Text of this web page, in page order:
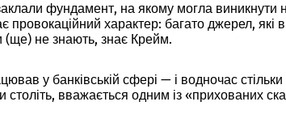
фундамент, на якому могла виникнути
провокаційний характер: багато джерел,
(ще) не знають, знає Крейм.
у банківській сфері — і водночас
століть, вважається одним із «прихованих